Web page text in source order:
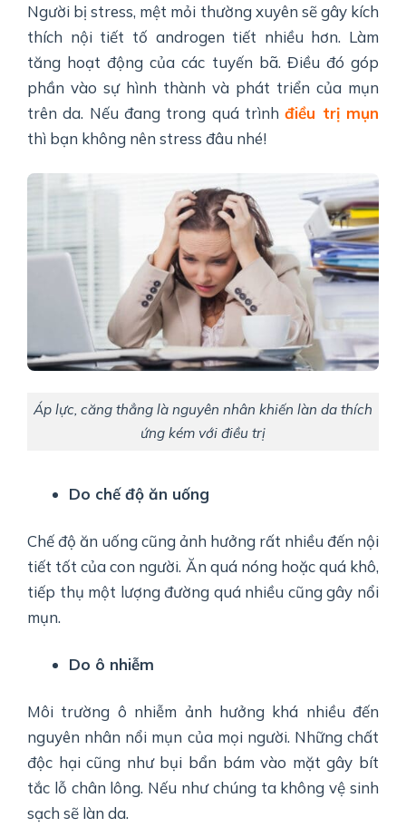
Người bị stress, mệt mỏi thường xuyên sẽ gây kích
thích nội tiết tố androgen tiết nhiều hơn. Làm
tăng hoạt động của các tuyến bã. Điều đó góp
phần vào sự hình thành và phát triển của mụn
trên da. Nếu đang trong quá trìnhđiều trị mụn
thì bạn không nên stress đâu nhé!
Áp lực, căng thẳng là nguyên nhân khiến làn da thích
ứng kém với điều trị
Do chế độ ăn uống
Chế độ ăn uống cũng ảnh hưởng rất nhiều đến nội
tiết tốt của con người. Ăn quá nóng hoặc quá khô,
tiếp thụ một lượng đường quá nhiều cũng gây nổi
mụn.
Do ô nhiễm
Môi trường ô nhiễm ảnh hưởng khá nhiều đến
nguyên nhân nổi mụn của mọi người. Những chất
độc hại cũng như bụi bẩn bám vào mặt gây bít
tắc lỗ chân lông. Nếu như chúng ta không vệ sinh
sạch sẽ làn da.